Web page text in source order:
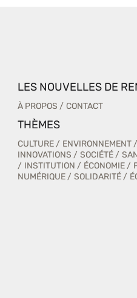
LES NOUVELLES DE
À PROPOS CONTACT
THÈMES
CULTURE ENVIRONNEMENT
INNOVATIONS
SOCIÉTÉ
INSTITUTION
ÉCONOMIE
NUMÉRIQUE
SOLIDARITÉ